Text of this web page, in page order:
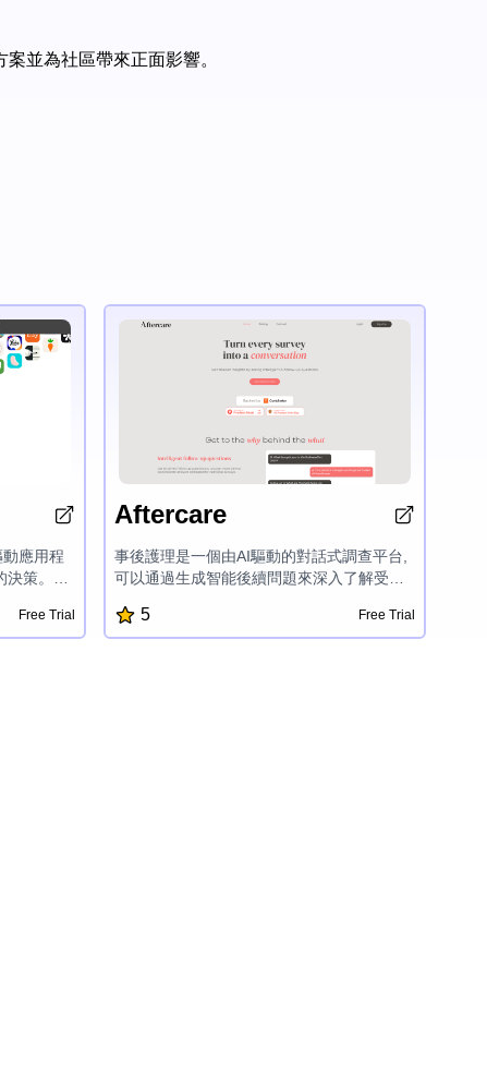
並為社區帶來正面影響。
應用程
策。通
面洞
告和視
Free Trial
Aftercare
事後護理是一個由AI驅動的對話式調查平台,
可以通過生成智能後續問題來深入了解受訪
設者、AI反饋分類和連接主題問題與後續問
題的視圖,使用戶能夠完全控制和理解調查數
5 Free Trial